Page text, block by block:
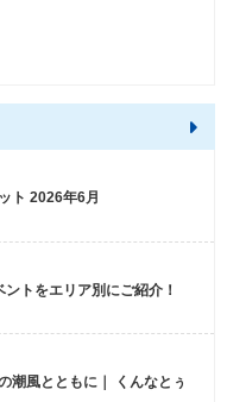
ト 2026年6月
トをエリア別にご紹介！
潮風とともに｜ くんなとぅ